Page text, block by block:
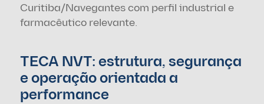
Curitiba/Navegantes com perfil industrial e
farmacêutico relevante.
TECA NVT: estrutura, segurança
e operação orientada a
performance